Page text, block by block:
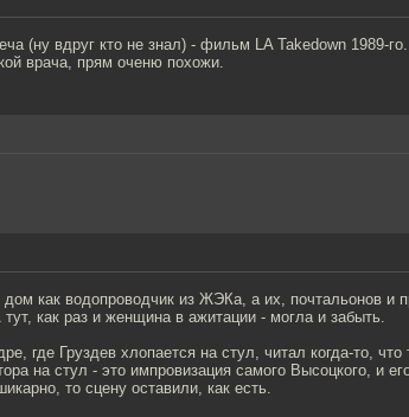
(ну вдруг кто не знал) - фильм LA Takedown 1989-
врача, прям оченю похожи.
дом как водопроводчик из ЖЭКа, а их, почтальонов и
как раз и женщина в ажитации - могла и забыть.
где Груздев хлопается на стул, читал когда-то,
на стул - это импровизация самого Высоцкого, и
то сцену оставили, как есть.